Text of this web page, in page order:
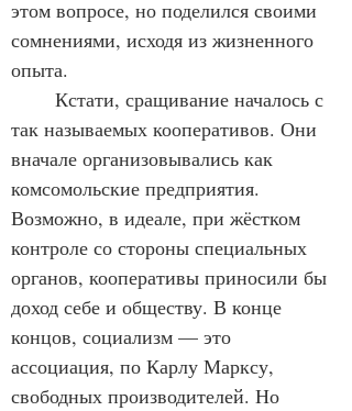
этом вопросе, но поделился своими
сомнениями, исходя из жизненного
опыта.
так называемых кооперативов. Они
вначале организовывались как
комсомольские предприятия.
Возможно, в идеале, при жёстком
контроле со стороны специальных
органов, кооперативы приносили бы
доход себе и обществу. В конце
концов, социализм — это
ассоциация, по Карлу Марксу,
свободных производителей. Но